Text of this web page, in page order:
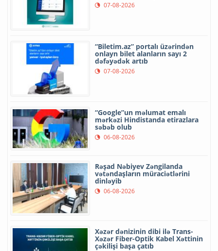
07-08-2026
“Biletim.az” portalı üzərindən
onlayn bilet alanların sayı 2
dəfəyədək artıb
07-08-2026
“Google”un məlumat emalı
mərkəzi Hindistanda etirazlara
səbəb olub
06-08-2026
Rəşad Nəbiyev Zəngilanda
vətəndaşların müraciətlərini
dinləyib
06-08-2026
Xəzər dənizinin dibi ilə Trans-
Xəzər Fiber-Optik Kabel Xəttinin
çəkilişi başa çatıb